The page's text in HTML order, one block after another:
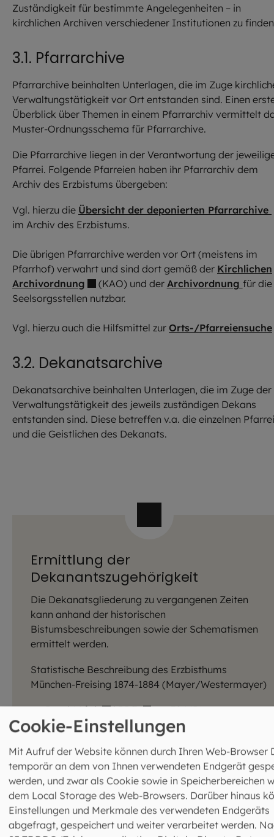
Zuständigkeit für bestimmte Angelegenheiten – in
kirchlichen Archiven verschiedener Institutionen zu
3.1. Pfarrarchive
Pfarrarchive beinhalten Unterlagen, die im Zuge
Verwaltungstätigkeit vor Ort entstanden sind. Einen
Überblick über Themen in einem Pfarrarchiv vermittelt
Muster-Ordnungsschema für Pfarrarchive.
Die Pfarrarchive liegen in der Verantwortung der
Pfarrei. Folgende Pfarreien haben ihr Pfarrarchiv dem
Archiv des Erzbistums übergeben:
Vgl. hierzu die Übersicht der deponierten Pfarrarchive
im Archiv des Erzbistums.
Die übrigen Pfarrarchive werden vor Ort (meistens im
Pfarrhof) verwahrt und sind dort gemäß der Kirchlichen
Archivordnung
(KAO) und der Archivordnung für die
Seelsorgsstellen nutzbar.
Vgl. hierzu auch die Hilfsmittel zur Orts-/Pfarreiensuche
3.2. Dekanatsarchive
Dekanatsarchive beinhalten Unterlagen, die im Zuge der
Verwaltungstätigkeit des jeweils zuständigen Dekans
entstanden sind. Diese betreffen v.a. die einzelnen
und die Geistlichen des Dekanats.
Ermittlung der
Dekanantszugehörigkeit
Die Dekanatsgliederung zu vergangenen Zeiten
kann anhand der historischen
Bistumsbeschreibungen sowie der Schematismen
ermittelt werden.
Statistische Beschreibung des Erzbisthums
München-Freising 1874-1884 (Mayer/Westermayer)
Band 1Link |PDF
(ca. 30 MB)
Band 2Link |PDF
(ca. 30 MB)
Band 3Link |PDF
(ca. 30 MB)
Ortsregister für die Bände 1-3Link
Martin von Deutinger:Tabellarische
Beschreibung des Bisthums Freysing
nach
Ordnung der Decanate, München 1820
(alternativer Link )
Cookie-Einstellungen
Mit Aufruf der Website können durch Ihren Web-Browser
temporär an dem von Ihnen verwendeten Endgerät
werden, und zwar als Cookie sowie in Speicherbereichen
dem Local Storage des Web-Browsers. Darüber hinaus
Einstellungen und Merkmale des verwendeten Endgeräts
abgefragt, gespeichert und weiter verarbeitet werden.